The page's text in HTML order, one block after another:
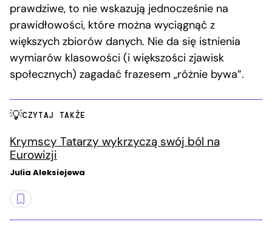
prawdziwe, to nie wskazują jednocześnie na
prawidłowości, które można wyciągnąć z
większych zbiorów danych. Nie da się istnienia
wymiarów klasowości (i większości zjawisk
społecznych) zagadać frazesem „różnie bywa”.
CZYTAJ TAKŻE
Krymscy Tatarzy wykrzyczą swój ból na
Eurowizji
Julia Aleksiejewa